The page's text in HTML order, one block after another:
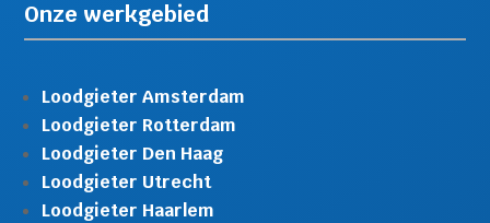
Onze werkgebied
Loodgieter Amsterdam
Loodgieter Rotterdam
Loodgieter Den Haag
Loodgieter Utrecht
Loodgieter Haarlem